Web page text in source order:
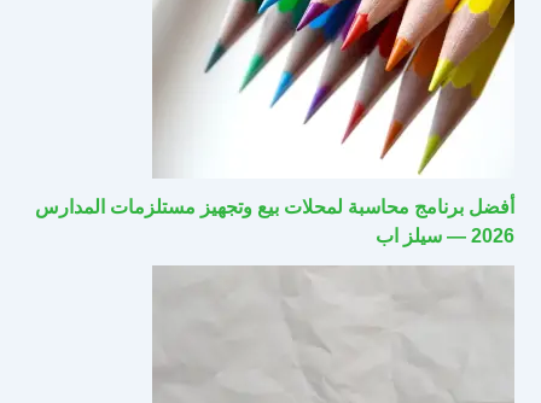
أفضل برنامج محاسبة لمحلات بيع وتجهيز مستلزمات المدارس
2026 — سيلز اب